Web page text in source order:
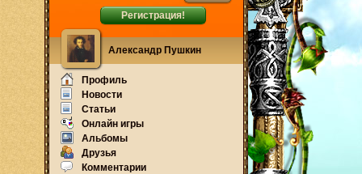
Регистрация!
Александр Пушкин
Профиль
Новости
Статьи
Онлайн игры
Альбомы
Друзья
Комментарии